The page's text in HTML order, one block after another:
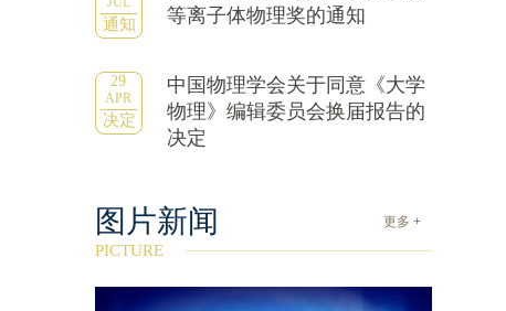
通知
等离子体物理奖的通知
29
APR
决定
中国物理学会关于同意《大学
物理》编辑委员会换届报告的
决定
更多 +
图片新闻
PICTURE